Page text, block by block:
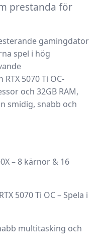
prestanda för
gamingdator
spel i hög
RTX 5070 Ti OC-
och 32GB RAM,
smidig, snabb och
– 8 kärnor & 16
5070 Ti OC – Spela i
multitasking och